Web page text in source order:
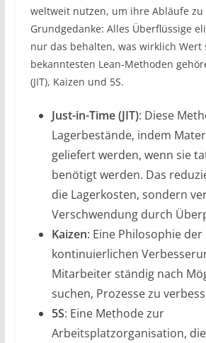
weltweit nutzen, um ihre Abläufe
Grundgedanke: Alles Überflüssige
nur das behalten, was wirklich Wert
bekanntesten Lean-Methoden
(JIT), Kaizen und 5S.
Just-in-Time (JIT): Diese
Lagerbestände, indem
geliefert werden, wenn sie
benötigt werden. Das
die Lagerkosten, sondern
Verschwendung durch
Kaizen: Eine Philosophie der
kontinuierlichen
Mitarbeiter ständig nach
suchen, Prozesse zu
5S: Eine Methode zur
Arbeitsplatzorganisation,